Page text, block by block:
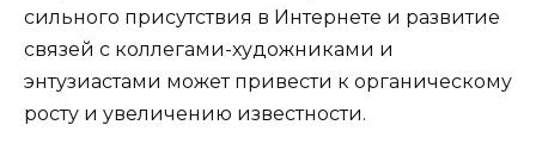
сильного присутствия в Интернете и развитие
связей с коллегами-художниками и
энтузиастами может привести к органическому
росту и увеличению известности.